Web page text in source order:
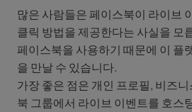
많은 사람들은 페이스북이 라이브
클릭 방법을 제공한다는 사실을 모
페이스북을 사용하기 때문에 이 플
을 만날 수 있습니다.
가장 좋은 점은 개인 프로필, 비즈
북 그룹에서 라이브 이벤트를 호스